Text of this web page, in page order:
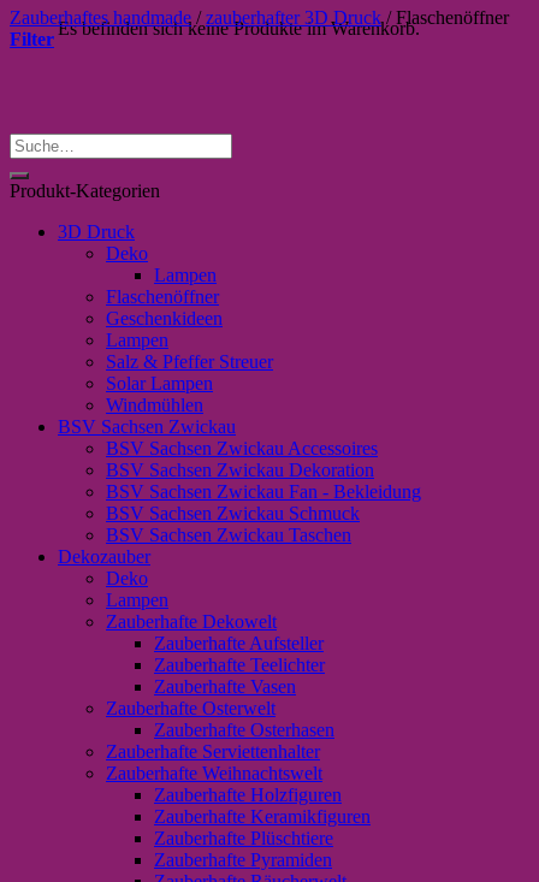
Es befinden sich keine Produkte im Warenkorb.
Zauberhaftes handmade / zauberhafter 3D Druck /Flaschenöffner
Filter
Suche
nach:
Produkt-Kategorien
3D Druck
Deko
Lampen
Flaschenöffner
Geschenkideen
Lampen
Salz & Pfeffer Streuer
Solar Lampen
Windmühlen
BSV Sachsen Zwickau
BSV Sachsen Zwickau Accessoires
BSV Sachsen Zwickau Dekoration
BSV Sachsen Zwickau Fan - Bekleidung
BSV Sachsen Zwickau Schmuck
BSV Sachsen Zwickau Taschen
Dekozauber
Deko
Lampen
Zauberhafte Dekowelt
Zauberhafte Aufsteller
Zauberhafte Teelichter
Zauberhafte Vasen
Zauberhafte Osterwelt
Zauberhafte Osterhasen
Zauberhafte Serviettenhalter
Zauberhafte Weihnachtswelt
Zauberhafte Holzfiguren
Zauberhafte Keramikfiguren
Zauberhafte Plüschtiere
Zauberhafte Pyramiden